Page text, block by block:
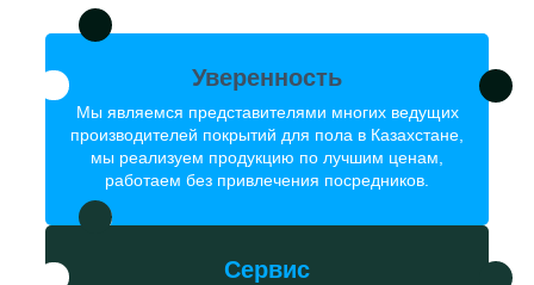
Уверенность
Мы являемся представителями многих ведущих
производителей покрытий для пола в Казахстане,
мы реализуем продукцию по лучшим ценам,
работаем без привлечения посредников.
Сервис